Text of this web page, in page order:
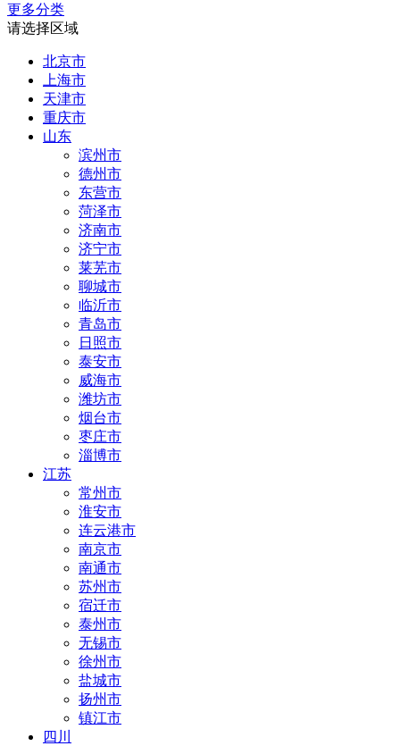
更多分类
请选择区域
北京市
上海市
天津市
重庆市
山东
滨州市
德州市
东营市
菏泽市
济南市
济宁市
莱芜市
聊城市
临沂市
青岛市
日照市
泰安市
威海市
潍坊市
烟台市
枣庄市
淄博市
江苏
常州市
淮安市
连云港市
南京市
南通市
苏州市
宿迁市
泰州市
无锡市
徐州市
盐城市
扬州市
镇江市
四川